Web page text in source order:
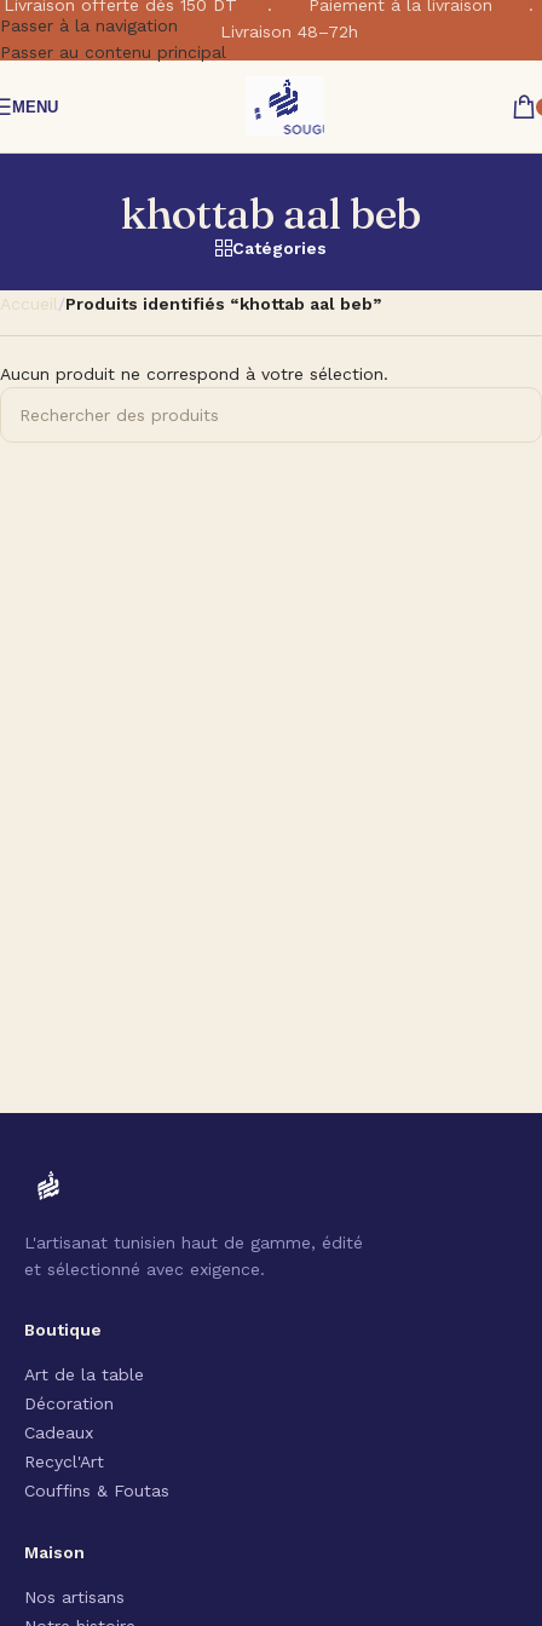
Passer à la navigation
Passer au contenu principal
Livraison offerte dés 150 DT . Paiement à la livraison .
Livraison 48–72h
MENU
khottab aal beb
Catégories
Accueil/Produits identifiés “khottab aal beb”
Aucun produit ne correspond à votre sélection.
L'artisanat tunisien haut de gamme, édité
et sélectionné avec exigence.
Boutique
Art de la table
Décoration
Cadeaux
Recycl'Art
Couffins & Foutas
Maison
Nos artisans